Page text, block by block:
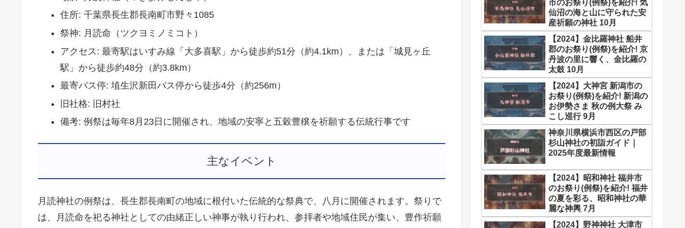
住所: 千葉県長生郡長南町市野々1085
祭神: 月読命（ツクヨミノミコト）
アクセス: 最寄駅はいすみ線「大多喜駅」から徒歩約51分（約4.1km）、または「城見ヶ丘
駅」から徒歩約48分（約3.8km）
最寄バス停: 埴生沢新田バス停から徒歩4分（約256m）
旧社格: 旧村社
備考: 例祭は毎年8月23日に開催され、地域の安寧と五穀豊穣を祈願する伝統行事です
主なイベント
月読神社の例祭は、長生郡長南町の地域に根付いた伝統的な祭典で、八月に開催されます。祭りで
は、月読命を祀る神社としての由緒正しい神事が執り行われ、参拝者や地域住民が集い、豊作祈願
市のお祭り(例祭)を紹介! 気
仙沼の海と山に守られた安
産祈願の神社 10月
【2024】金比羅神社 船井
郡のお祭り(例祭)を紹介! 京
丹波の里に響く、金比羅の
太鼓 10月
【2024】大神宮 新潟市の
お祭り(例祭)を紹介! 新潟の
お伊勢さま 秋の例大祭 み
こし巡行 9月
神奈川県横浜市西区の戸部
杉山神社の初詣ガイド｜
2025年度最新情報
【2024】昭和神社 福井市
のお祭り(例祭)を紹介! 福井
の夏を彩る、昭和神社の華
麗な神輿 7月
【2024】野神神社 大津市